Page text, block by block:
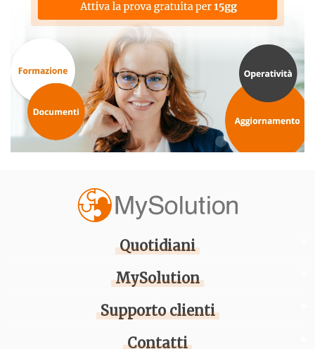
Quotidiani
MySolution
Supporto clienti
Contatti